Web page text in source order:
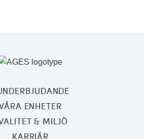
VÅRA ENHETER
& MILJÖ